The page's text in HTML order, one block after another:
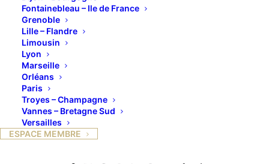
Fontainebleau – Ile de France
Grenoble
Lille – Flandre
Limousin
Lyon
Marseille
Orléans
Paris
Troyes – Champagne
Vannes – Bretagne Sud
Versailles
ESPACE MEMBRE
Messe à l’intention de nos Amies défuntes
RdV à 11 h, Chapelle des Petites Sœurs des Pauvres,
« Ma Maison », 7 rue Porte Millet à Caen.